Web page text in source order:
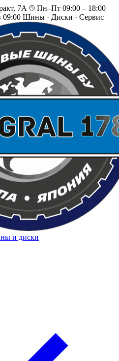
7А
Пн–Пт 09:00 – 18:00
09:00 Шины · Диски · Сервис
и диски